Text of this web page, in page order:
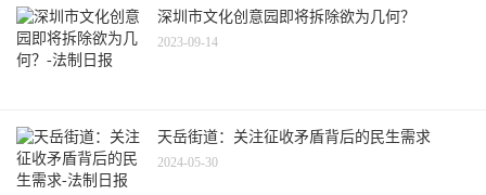
深圳市文化创意园即将拆除欲为几何？
2023-09-14
天岳街道：关注征收矛盾背后的民生需求
2024-05-30